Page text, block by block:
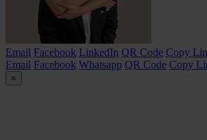
Email Facebook LinkedIn QR Code Copy
Email Facebook Whatsapp QR Code Copy
×